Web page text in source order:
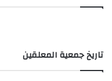
تاريخ جمعية المعلقين